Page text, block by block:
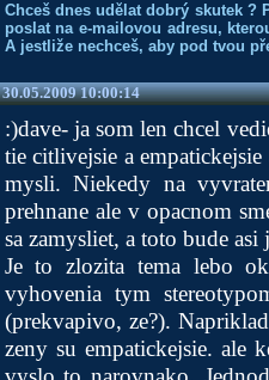
Chceš dnes udělat dobrý skutek ?
poslat na e-mailovou adresu,
A jestliže nechceš, aby pod tvou
30.05.2009 10:00:14
:)dave- ja som len chcel
tie citlivejsie a
mysli. Niekedy na
prehnane ale v opacnom
sa zamysliet, a toto bude
Je to zlozita tema lebo
vyhovenia tym
(prekvapivo, ze?).
zeny su empatickejsie. ale